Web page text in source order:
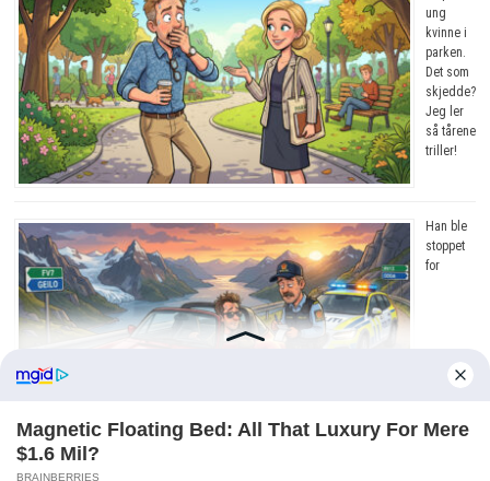
ung
kvinne i
parken.
Det som
skjedde?
Jeg ler
så tårene
triller!
Han ble
stoppet
for
råkjøring. Grunnen? Jeg ler så tårene triller!